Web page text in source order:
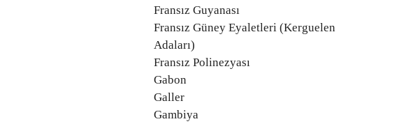
Fransız Guyanası
Fransız Güney Eyaletleri (Kerguelen
Adaları)
Fransız Polinezyası
Gabon
Galler
Gambiya